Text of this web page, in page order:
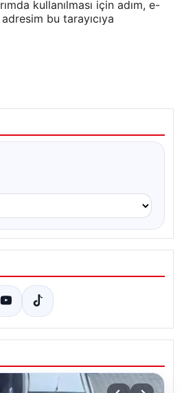
kullanılması için adım, e-
bu tarayıcıya